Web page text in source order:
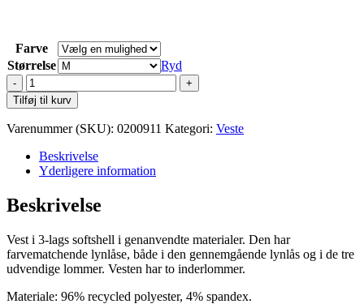
Farve
Størrelse
Ryd
Clique
Classic
Softshell
Vest
antal
Tilføj til kurv
Varenummer (SKU): 0200911 Kategori: Veste
Beskrivelse
Yderligere information
Beskrivelse
Vest i 3-lags softshell i genanvendte materialer. Den har
farvematchende lynlåse, både i den gennemgående lynlås og i de tre
udvendige lommer. Vesten har to inderlommer.
Materiale: 96% recycled polyester, 4% spandex.